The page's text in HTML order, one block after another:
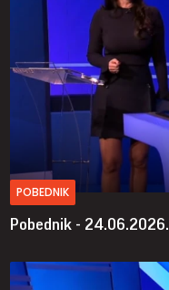
POBEDNIK
Pobednik - 24.06.2026.